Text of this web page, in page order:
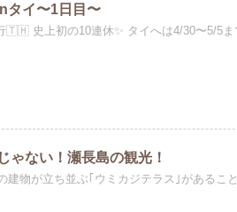
タイ〜1日目〜
🇹🇭 史上初の10連休✨ タイへは4/30〜5/5ま
ゃない！瀬長島の観光！
建物が立ち並ぶ｢ウミカジテラス｣があるこ